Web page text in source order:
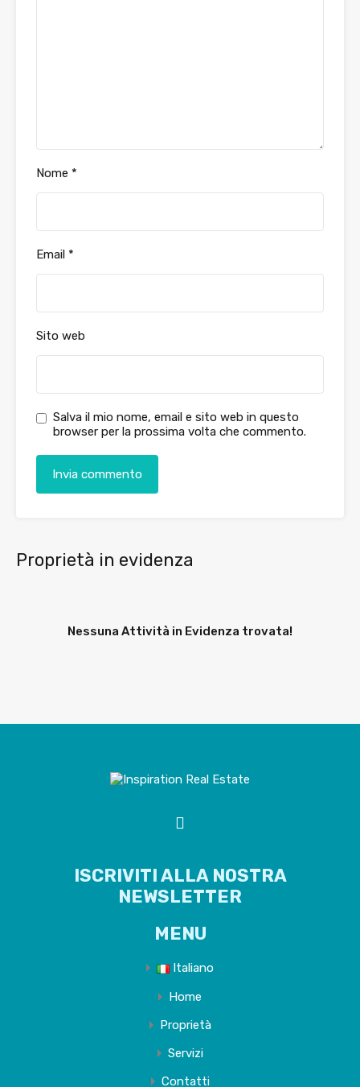
Nome *
Email *
Sito web
Salva il mio nome, email e sito web in questo
browser per la prossima volta che commento.
Proprietà in evidenza
Nessuna Attività in Evidenza trovata!
ISCRIVITI ALLA NOSTRA
NEWSLETTER
MENU
Italiano
Home
Proprietà
Servizi
Contatti